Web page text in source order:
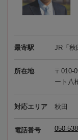
最寄駅 JR「秋
所在地
〒010-
ート八
対応エリア 秋田
電話番号 050-